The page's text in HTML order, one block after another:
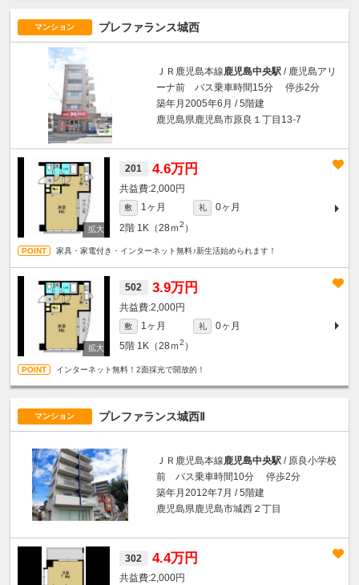
マンション プレファランス城西
ＪＲ鹿児島本線鹿児島中央駅 / 鹿児島アリ
ーナ前 バス乗車時間15分 停歩2分
築年月2005年6月 / 5階建
鹿児島県鹿児島市原良１丁目13-7
201 4.6万円
2,000円
敷 1ヶ月 礼
0ヶ月
2階 1K（28ｍ2 ）
家具・家電付き・インターネット無料♪新生活始められます！
502 3.9万円
2,000円
敷 1ヶ月 礼
0ヶ月
5階 1K（28ｍ2 ）
インターネット無料！2面採光で開放的！
マンション プレファランス城西Ⅱ
ＪＲ鹿児島本線鹿児島中央駅 / 原良小学校
前 バス乗車時間10分 停歩2分
築年月2012年7月 / 5階建
鹿児島県鹿児島市城西２丁目
302 4.4万円
2,000円